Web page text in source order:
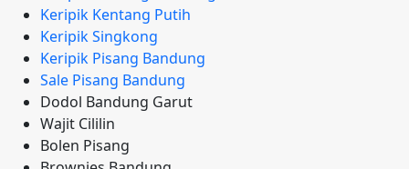
Keripik Kentang Putih
Keripik Singkong
Keripik Pisang Bandung
Sale Pisang Bandung
Dodol Bandung Garut
Wajit Cililin
Bolen Pisang